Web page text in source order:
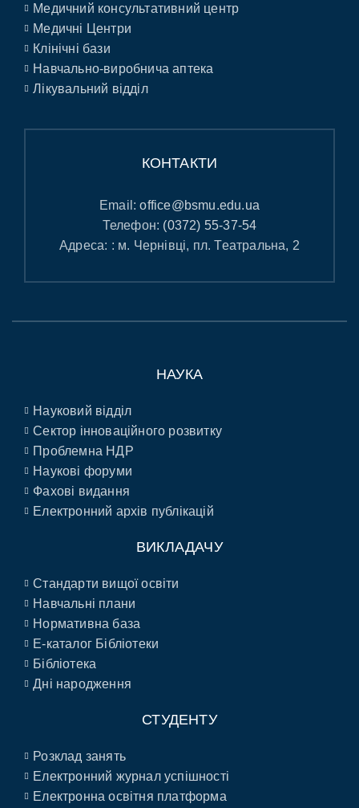
Медичний консультативний центр
Медичні Центри
Клінічні бази
Навчально-виробнича аптека
Лікувальний відділ
КОНТАКТИ
Email:office@bsmu.edu.ua
Телефон: (0372) 55-37-54
Адреса: : м. Чернівці, пл. Театральна, 2
НАУКА
Науковий відділ
Сектор інноваційного розвитку
Проблемна НДР
Наукові форуми
Фахові видання
Електронний архів публікацій
ВИКЛАДАЧУ
Стандарти вищої освіти
Навчальні плани
Нормативна база
E-каталог Бібліотеки
Бібліотека
Дні народження
СТУДЕНТУ
Розклад занять
Електронний журнал успішності
Електронна освітня платформа